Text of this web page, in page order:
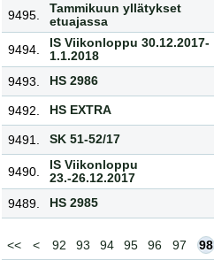
9495.
Tammikuun yllätykset
etuajassa
9494.
IS Viikonloppu 30.12.2017-
1.1.2018
9493.
HS 2986
9492.
HS EXTRA
9491.
SK 51-52/17
9490.
IS Viikonloppu
23.-26.12.2017
9489.
HS 2985
<< < 92 93 94 95 96 97 98